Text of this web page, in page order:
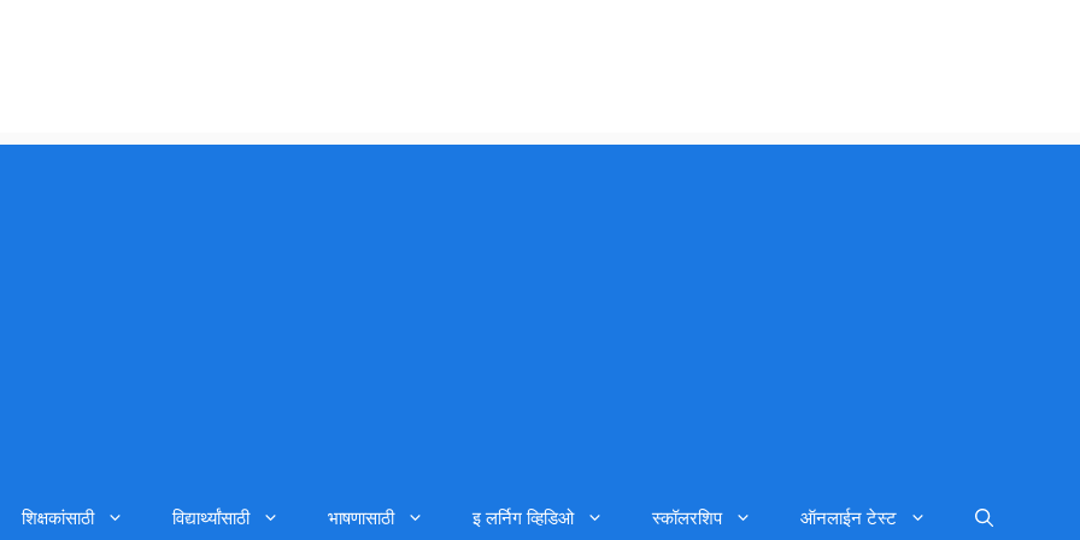
शिक्षकांसाठी विद्यार्थ्यांसाठी भाषणासाठी इ लर्निग व्हिडिओ स्कॉलरशिप ऑनलाईन टेस्ट